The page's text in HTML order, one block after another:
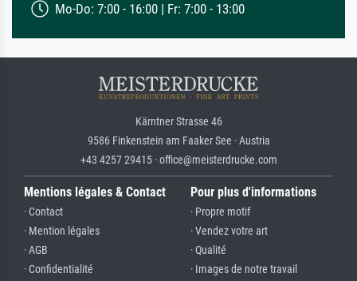
Mo-Do: 7:00 - 16:00 | Fr: 7:00 - 13:00
Kärntner Strasse 46
9586 Finkenstein am Faaker See · Austria
+43 4257 29415 · office@meisterdrucke.com
Mentions légales & Contact
· Contact
· Mention légales
· AGB
· Confidentialité
Pour plus d'informations
· Propre motif
· Vendez votre art
· Qualité
· Images de notre travail